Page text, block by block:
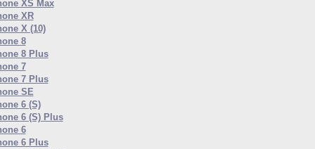
XS Max
XR
X (10)
8
8 Plus
7
7 Plus
SE
6 (S)
6 (S) Plus
6
6 Plus